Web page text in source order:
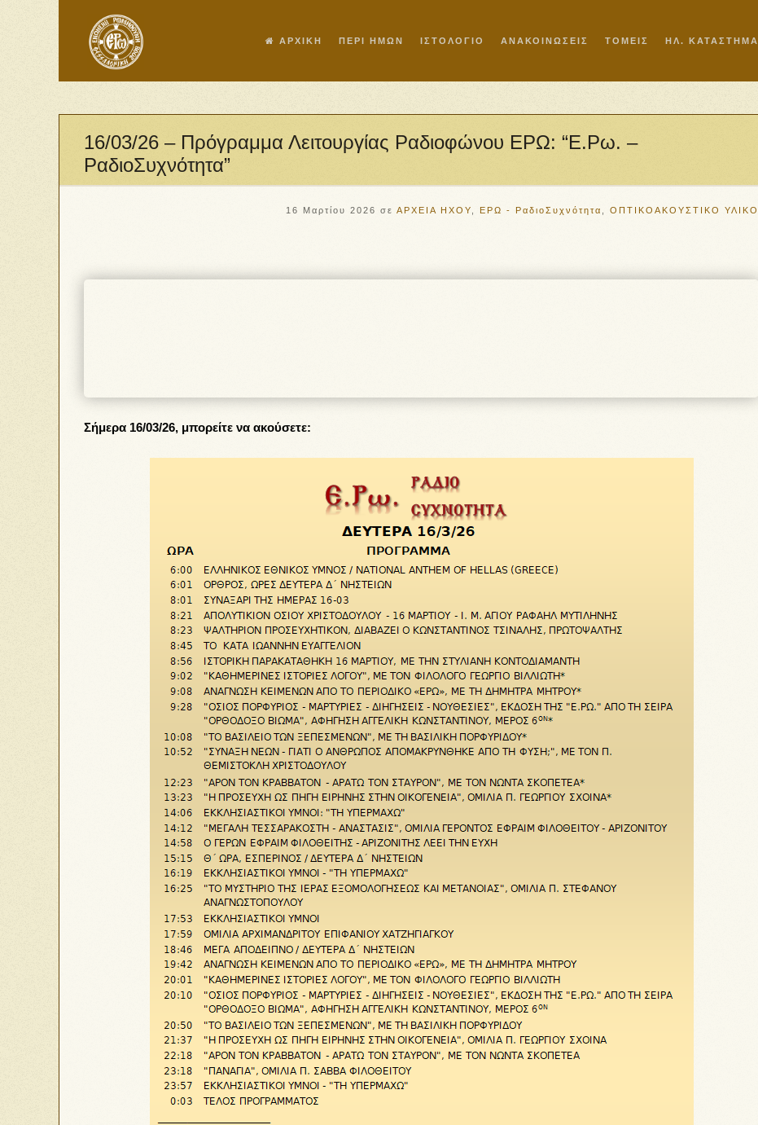
ΑΡΧΙΚΗ ΠΕΡΙ ΗΜΩΝ ΙΣΤΟΛΟΓΙΟ ΑΝΑΚΟΙΝΩΣΕΙΣ ΤΟΜΕΙΣ ΗΛ. ΚΑΤΑΣΤΗΜΑ
16/03/26 – Πρόγραμμα Λειτουργίας Ραδιοφώνου ΕΡΩ: “Ε.Ρω. –
ΡαδιοΣυχνότητα”
16 Μαρτίου 2026 σε ΑΡΧΕΙΑ ΗΧΟΥ ΕΡΩ - ΡαδιοΣυχνότητα ΟΠΤΙΚΟΑΚΟΥΣΤΙΚΟ ΥΛΙΚΟ
Σήμερα 16/03/26, μπορείτε να ακούσετε: